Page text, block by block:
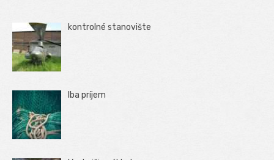
kontrolné stanovište
Iba príjem